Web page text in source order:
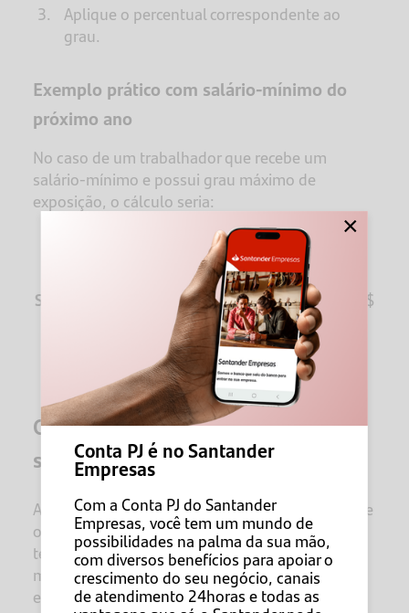
Aplique o percentual correspondente ao
grau.
Exemplo prático com salário-mínimo do
próximo ano
No caso de um trabalhador que recebe um
salário-mínimo e possui grau máximo de
exposição, o cálculo seria:
Salário-mínimo 2026 + 40%=> R$ 1621,00 + R$
648,40 = R$ 2269,40
Quando o adicional pode ser
suspenso?
A suspensão do pagamento do adicional só pode
ocorrer quando for comprovado, por laudo
técnico atualizado, que os EPIs ou demais
medidas de controle foram eficazes na
eliminação ou neutralização da insalubridade.
×
Conta PJ é no Santander
Empresas
Com a Conta PJ do Santander
Empresas, você tem um mundo de
possibilidades na palma da sua mão,
com diversos benefícios para apoiar o
crescimento do seu negócio, canais
de atendimento 24horas e todas as